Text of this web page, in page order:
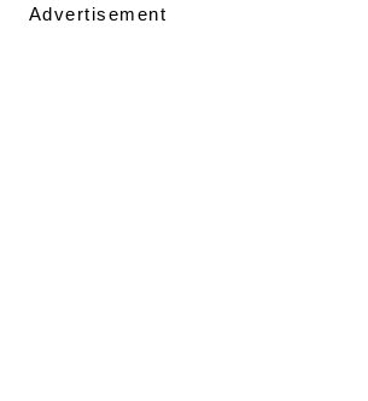
Advertisement